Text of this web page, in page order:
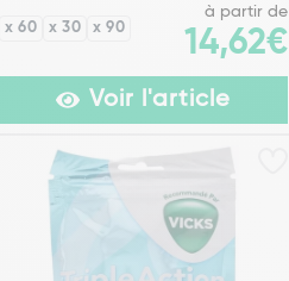
x 60 x 30 x 90
à partir de
14,62€
Voir l'article